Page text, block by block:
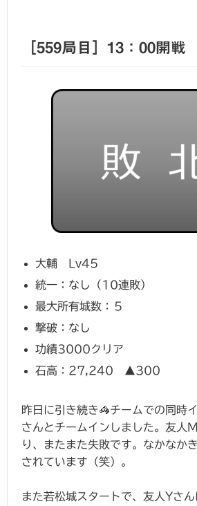
［559局目］13：00開戦
大輔 Lv45
統一：なし（10連敗）
最大所有城数：５
撃破：なし
功績3000クリア
石高：27,240 ▲300
昨日に引き続き🦓チームでの同時
さんとチームインしました。友人
り、またまた失敗です。なかなか
されています（笑）。
また若松城スタートで、友人Yさ